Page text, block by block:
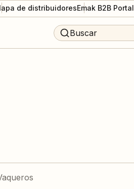
de distribuidoresEmak B2B Portal
Buscar